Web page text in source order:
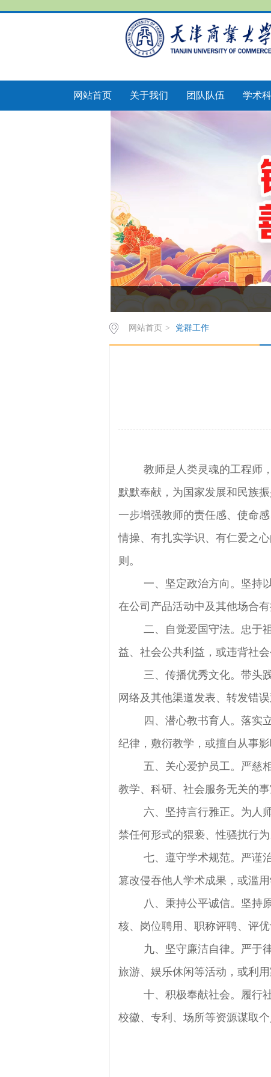
网站首页 关于我们 团队队伍 学术
网站首页 > 党群工作
教师是人类灵魂的工程师
默默奉献，为国家发展和民族
一步增强教师的责任感、使命
情操、有扎实学识、有仁爱之
则。
一、坚定政治方向。坚持
在公司产品活动中及其他场合
二、自觉爱国守法。忠于
益、社会公共利益，或违背社会
三、传播优秀文化。带头
网络及其他渠道发表、转发错
四、潜心教书育人。落实
纪律，敷衍教学，或擅自从事
五、关心爱护员工。严慈
教学、科研、社会服务无关的事
六、坚持言行雅正。为人
禁任何形式的猥亵、性骚扰行为
七、遵守学术规范。严谨
篡改侵吞他人学术成果，或滥用
八、秉持公平诚信。坚持
核、岗位聘用、职称评聘、评
九、坚守廉洁自律。严于
旅游、娱乐休闲等活动，或利用
十、积极奉献社会。履行
校徽、专利、场所等资源谋取个